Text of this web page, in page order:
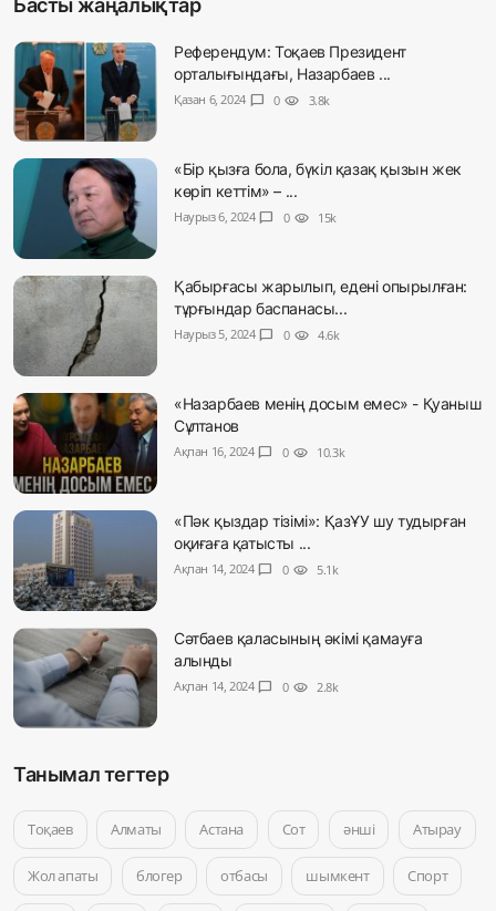
Басты жаңалықтар
Референдум: Тоқаев Президент
орталығындағы, Назарбаев ...
Қазан 6, 2024 chat_bubble 0 visibility 3.8k
«Бір қызға бола, бүкіл қазақ қызын жек
көріп кеттім» – ...
Наурыз 6, 2024 chat_bubble 0 visibility 15k
Қабырғасы жарылып, едені опырылған:
тұрғындар баспанасы...
Наурыз 5, 2024 chat_bubble 0 visibility 4.6k
«Назарбаев менің досым емес» - Қуаныш
Сұлтанов
Ақпан 16, 2024 chat_bubble 0 visibility 10.3k
«Пәк қыздар тізімі»: ҚазҰУ шу тудырған
оқиғаға қатысты ...
Ақпан 14, 2024 chat_bubble 0 visibility 5.1k
Сәтбаев қаласының әкімі қамауға
алынды
Ақпан 14, 2024 chat_bubble 0 visibility 2.8k
Танымал тегтер
Тоқаев Алматы Астана Сот әнші Атырау
Жол апаты блогер отбасы шымкент Спорт